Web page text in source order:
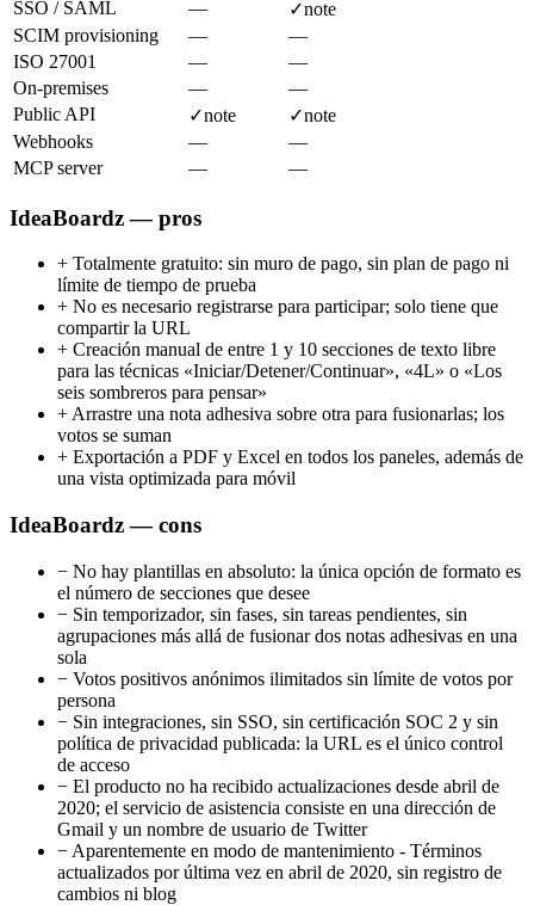
SSO / SAML
— ✓note
SCIM provisioning
—
—
ISO 27001
—
—
On-premises
—
—
Public API
✓note ✓note
Webhooks
—
—
MCP server
— —
IdeaBoardz — pros
+ Totalmente gratuito: sin muro de pago, sin plan de pago ni
límite de tiempo de prueba
+ No es necesario registrarse para participar; solo tiene que
compartir la URL
+ Creación manual de entre 1 y 10 secciones de texto libre
para las técnicas «Iniciar/Detener/Continuar», «4L» o «Los
seis sombreros para pensar»
+ Arrastre una nota adhesiva sobre otra para fusionarlas; los
votos se suman
+ Exportación a PDF y Excel en todos los paneles, además de
una vista optimizada para móvil
IdeaBoardz — cons
− No hay plantillas en absoluto: la única opción de formato es
el número de secciones que desee
− Sin temporizador, sin fases, sin tareas pendientes, sin
agrupaciones más allá de fusionar dos notas adhesivas en una
sola
− Votos positivos anónimos ilimitados sin límite de votos por
persona
− Sin integraciones, sin SSO, sin certificación SOC 2 y sin
política de privacidad publicada: la URL es el único control
de acceso
− El producto no ha recibido actualizaciones desde abril de
2020; el servicio de asistencia consiste en una dirección de
Gmail y un nombre de usuario de Twitter
− Aparentemente en modo de mantenimiento - Términos
actualizados por última vez en abril de 2020, sin registro de
cambios ni blog